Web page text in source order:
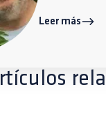
Leer más